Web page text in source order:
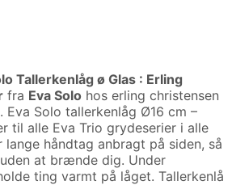
Tallerkenlåg ø Glas : Erling
fra Eva Solo hos erling christensen
. Eva Solo tallerkenlåg Ø16 cm –
til alle Eva Trio grydeserier i alle
lange håndtag anbragt på siden, så
at brænde dig. Under
ting varmt på låget. Tallerkenlå